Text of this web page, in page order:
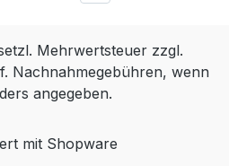
Mehrwertsteuer zzgl.
Nachnahmegebühren, wenn
angegeben.
mit Shopware